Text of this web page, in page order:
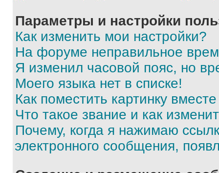
Параметры и настройки
Как изменить мои настройки?
На форуме неправильное
Я изменил часовой пояс, но
Моего языка нет в списке!
Как поместить картинку
Что такое звание и как
Почему, когда я нажимаю
электронного сообщения,